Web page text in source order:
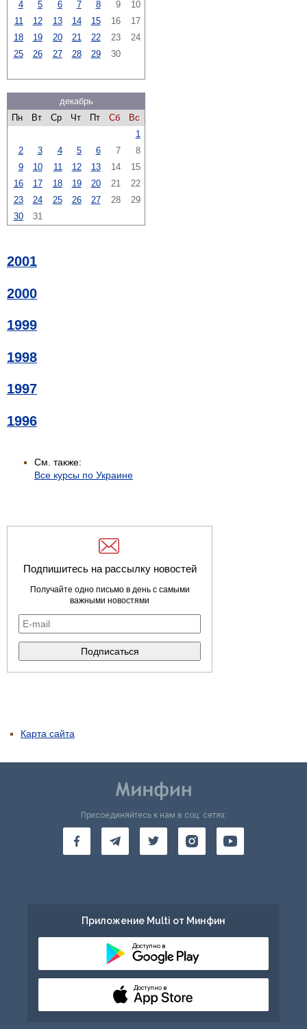
4 5 6 7 8 9
10
11
12 13 14 15 16
17
18
19 20 21 22 23
24
25
26 27 28 29 30
декабрь
Пн
Вт Ср Чт Пт Сб
Вс
1
2
3 4 5 6 7
8
9
10 11 12 13 14
15
16
17 18 19 20 21
22
23
24 25 26 27 28
29
30
31
2001
2000
1999
1998
1997
1996
См. также:
Все курсы по Украине
Подпишитесь на рассылку новостей
Получайте одно письмо в день с самыми
важными новостями
Карта сайта
Присоединяйтесь к нам в соц. сетях:
Приложение Multi от Минфин
Доступно в
Доступно в